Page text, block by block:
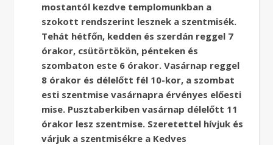
mostantól kezdve templomunkban a
szokott rendszerint lesznek a szentmisék.
Tehát hétfőn, kedden és szerdán reggel 7
órakor, csütörtökön, pénteken és
szombaton este 6 órakor. Vasárnap reggel
8 órakor és délelőtt fél 10-kor, a szombat
esti szentmise vasárnapra érvényes előesti
mise. Pusztaberkiben vasárnap délelőtt 11
órakor lesz szentmise. Szeretettel hívjuk és
várjuk a szentmisékre a Kedves